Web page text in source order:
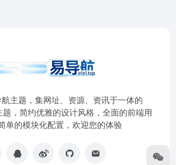
主题，集网址、资源、资讯于一体的
，简约优雅的设计风格，全面的前端用
单的模块化配置，欢迎您的体验